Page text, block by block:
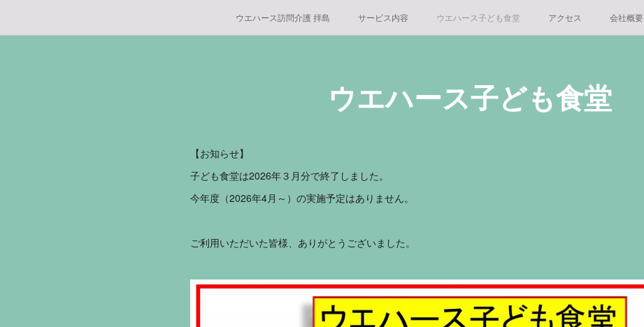
ウエハース訪問介護 拝島 サービス内容 ウエハース子ども食堂 アクセス 会社概要
ウエハース子ども食堂
【お知らせ】
子ども食堂は2026年３月分で終了しました。
今年度（2026年4月～）の実施予定はありません。
ご利用いただいた皆様、ありがとうございました。